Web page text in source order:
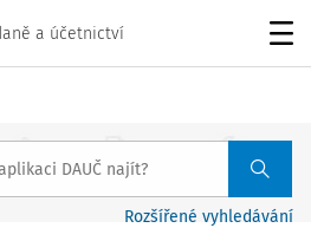
a účetnictví
Rozšířené vyhledávání